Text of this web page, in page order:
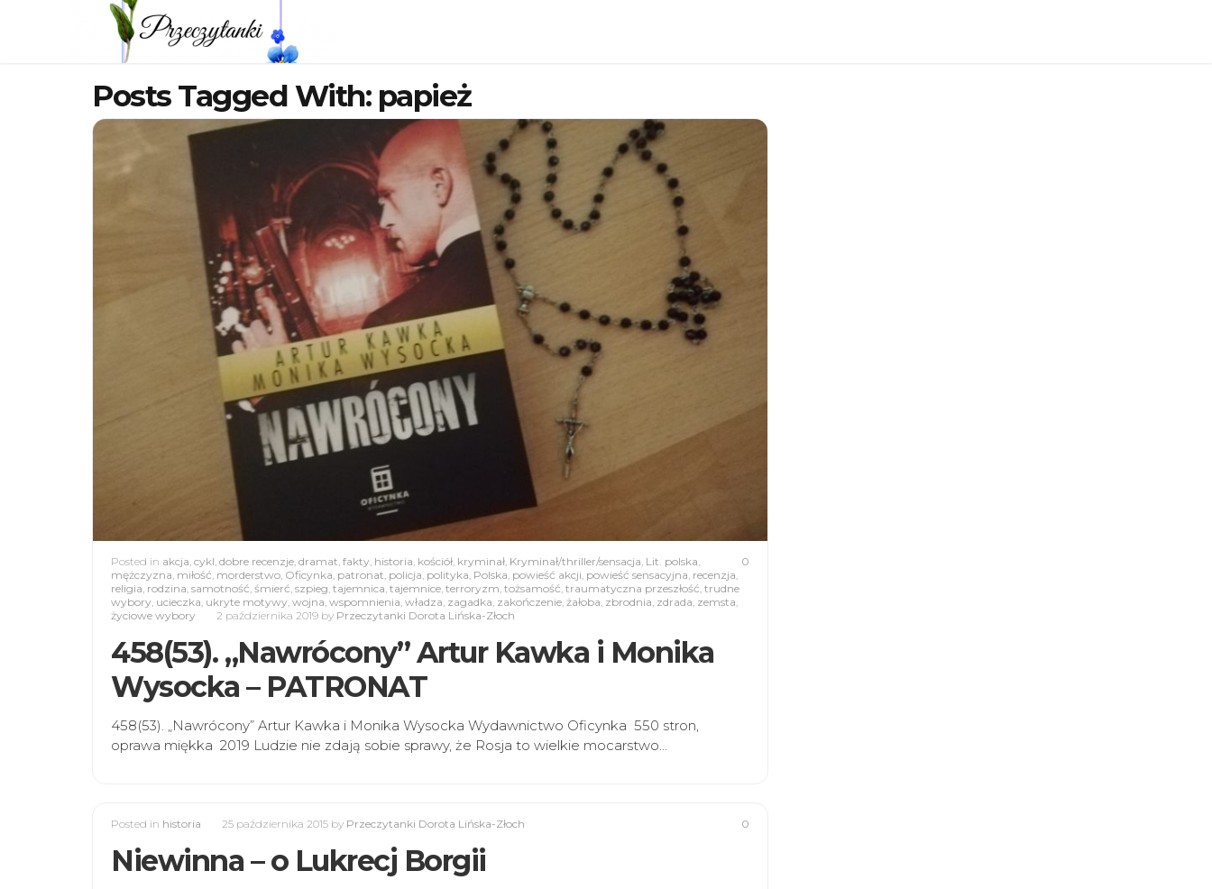
Posts Tagged With: papież
0
Posted in akcja cykl dobre recenzje dramat fakty historia kościół kryminał Kryminał/thriller/sensacja Lit. polska
mężczyzna miłość morderstwo Oficynka patronat policja polityka Polska powieść akcji powieść sensacyjna recenzja
religia rodzina samotność śmierć szpieg tajemnica tajemnice terroryzm tożsamość traumatyczna przeszłość trudne
wybory ucieczka ukryte motywy wojna wspomnienia władza zagadka zakończenie żałoba zbrodnia zdrada zemsta
życiowe wybory
2 października 2019 by Przeczytanki Dorota Lińska-Złoch
458(53). „Nawrócony” Artur Kawka i Monika
Wysocka – PATRONAT
458(53). „Nawrócony” Artur Kawka i Monika Wysocka Wydawnictwo Oficynka 550 stron,
oprawa miękka 2019 Ludzie nie zdają sobie sprawy, że Rosja to wielkie mocarstwo…
0
Posted in historia 25 października 2015 by Przeczytanki Dorota Lińska-Złoch
Niewinna – o Lukrecj Borgii